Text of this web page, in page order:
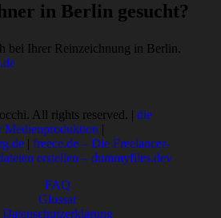
in Berlin gesucht?
bei Ihrer Reinzeichnung in Berlin.
All rights reserved. | die
Medienproduktion |
| freece.de – Die Freelancer-
erstellen – dummyfiles.dev
FAQ
Glossar
Datenschutzerklärung